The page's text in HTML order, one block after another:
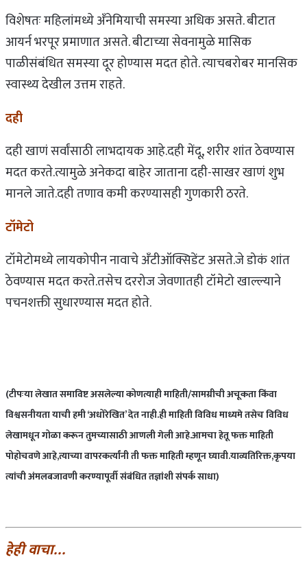
विशेषतः महिलांमध्ये अ‍ॅंनेमियाची समस्या अधिक असते. बीटात
आयर्न भरपूर प्रमाणात असते. बीटाच्या सेवनामुळे मासिक
पाळीसंबंधित समस्या दूर होण्यास मदत होते. त्याचबरोबर मानसिक
स्वास्थ्य देखील उत्तम राहते.
दही
दही खाणं सर्वांसाठी लाभदायक आहे.दही मेंदू, शरीर शांत ठेवण्यास
मदत करते.त्यामुळे अनेकदा बाहेर जाताना दही-साखर खाणं शुभ
मानले जाते.दही तणाव कमी करण्यासही गुणकारी ठरते.
टॉमेटो
टॉमेटोमध्ये लायकोपीन नावाचे अ‍ॅंटीऑक्सिडेंट असते.जे डोकं शांत
ठेवण्यास मदत करते.तसेच दररोज जेवणातही टॉमेटो खाल्ल्याने
पचनशक्ती सुधारण्यास मदत होते.
(टीपःया लेखात समाविष्ट असलेल्या कोणत्याही माहिती/सामग्रीची अचूकता किंवा
विश्वसनीयता याची हमी ‘अधोरेखित’ देत नाही.ही माहिती विविध माध्यमे तसेच विविध
लेखामधून गोळा करून तुमच्यासाठी आणली गेली आहे.आमचा हेतू फक्त माहिती
पोहोचवणे आहे,त्याच्या वापरकर्त्यांनी ती फक्त माहिती म्हणून घ्यावी.याव्यतिरिक्त,कृपया
त्यांची अंमलबजावणी करण्यापूर्वी संबंधित तज्ञांशी संपर्क साधा)
हेही वाचा…